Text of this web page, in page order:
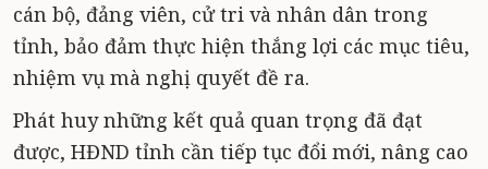
cán bộ, đảng viên, cử tri và nhân dân trong
tỉnh, bảo đảm thực hiện thắng lợi các mục tiêu,
nhiệm vụ mà nghị quyết đề ra.
Phát huy những kết quả quan trọng đã đạt
được, HĐND tỉnh cần tiếp tục đổi mới, nâng cao